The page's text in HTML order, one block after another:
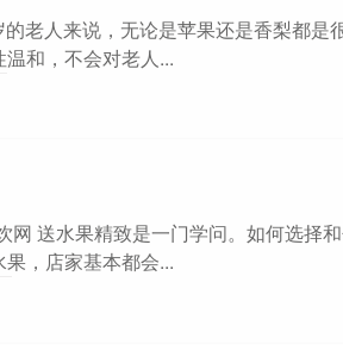
老人来说，无论是苹果还是香梨都是
和，不会对老人...
送水果精致是一门学问。如何选择和
，店家基本都会...